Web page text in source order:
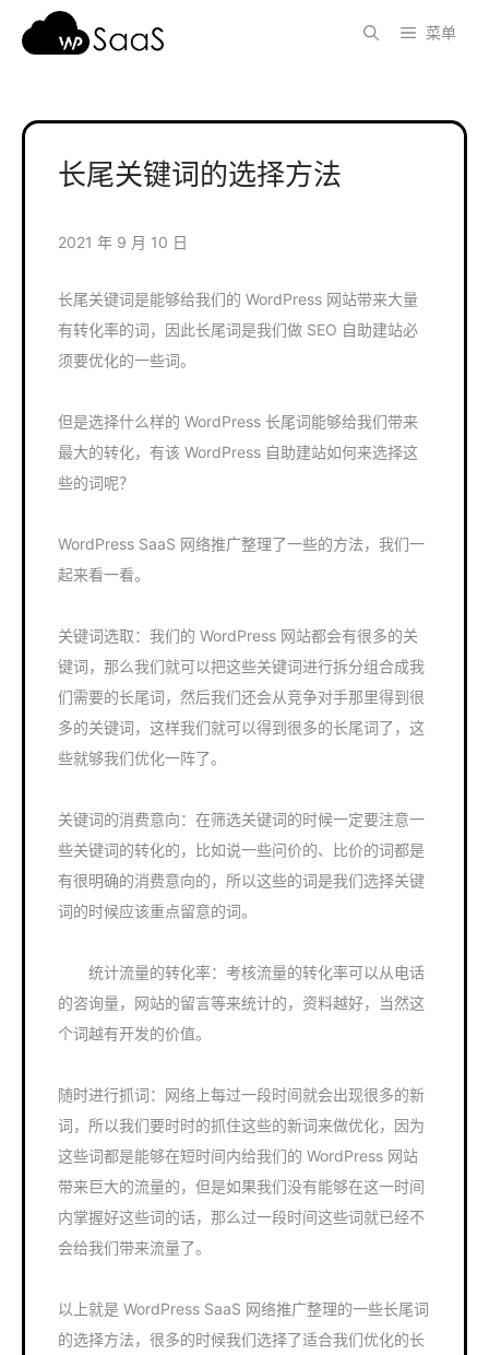
菜单
长尾关键词的选择方法
2021 年 9 月 10 日
长尾关键词是能够给我们的 WordPress 网站带来大量
有转化率的词，因此长尾词是我们做 SEO 自助建站必
须要优化的一些词。
但是选择什么样的 WordPress 长尾词能够给我们带来
最大的转化，有该 WordPress 自助建站如何来选择这
些的词呢？
WordPress SaaS 网络推广整理了一些的方法，我们一
起来看一看。
关键词选取：我们的 WordPress 网站都会有很多的关
键词，那么我们就可以把这些关键词进行拆分组合成我
们需要的长尾词，然后我们还会从竞争对手那里得到很
多的关键词，这样我们就可以得到很多的长尾词了，这
些就够我们优化一阵了。
关键词的消费意向：在筛选关键词的时候一定要注意一
些关键词的转化的，比如说一些问价的、比价的词都是
有很明确的消费意向的，所以这些的词是我们选择关键
词的时候应该重点留意的词。
统计流量的转化率：考核流量的转化率可以从电话
的咨询量，网站的留言等来统计的，资料越好，当然这
个词越有开发的价值。
随时进行抓词：网络上每过一段时间就会出现很多的新
词，所以我们要时时的抓住这些的新词来做优化，因为
这些词都是能够在短时间内给我们的 WordPress 网站
带来巨大的流量的，但是如果我们没有能够在这一时间
内掌握好这些词的话，那么过一段时间这些词就已经不
会给我们带来流量了。
以上就是 WordPress SaaS 网络推广整理的一些长尾词
的选择方法，很多的时候我们选择了适合我们优化的长